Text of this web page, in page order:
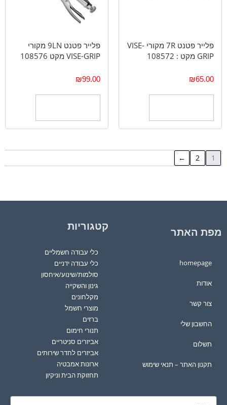
פלייר פטנט 7R מקורי VISE-
GRIP מקט : 108572
₪65.00
פלייר פטנט 9LN מקורי
VISE-GRIP מקט 108576
₪99.00
1
2
←
מפת האתר
homepage
אודות
צור קשר
החשבון שלי
תשלום
תקנון האתר – תנאי שימוש
קטגוריות
כלי עבודה חשמליים
כלי עבודה ידניים
סולמות/שינוע/איחסון
גינון והשקייה
מקלחונים
מוצרי חשמל
ברזים
תנורי חימום
אביזרים סניטריים
אביזרים לחדר שירותים
ארונות אמבטיה
תחזוקת הבית וניקיון